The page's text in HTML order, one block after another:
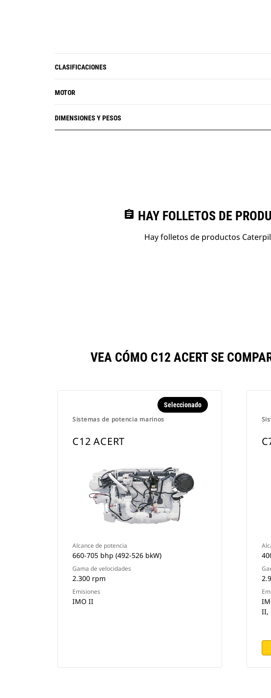
CLASIFICACIONES
MOTOR
DIMENSIONES Y PESOS
assignment HAY FOLLETOS DE
Hay folletos de productos
VEA CÓMO C12 ACERT SE
Sistemas de potencia marinos
Seleccionado
C12 ACERT
Alcance de potencia
660-705 bhp (492-526 bkW)
Gama de velocidades
2.300 rpm
Emisiones
IMO II
II,